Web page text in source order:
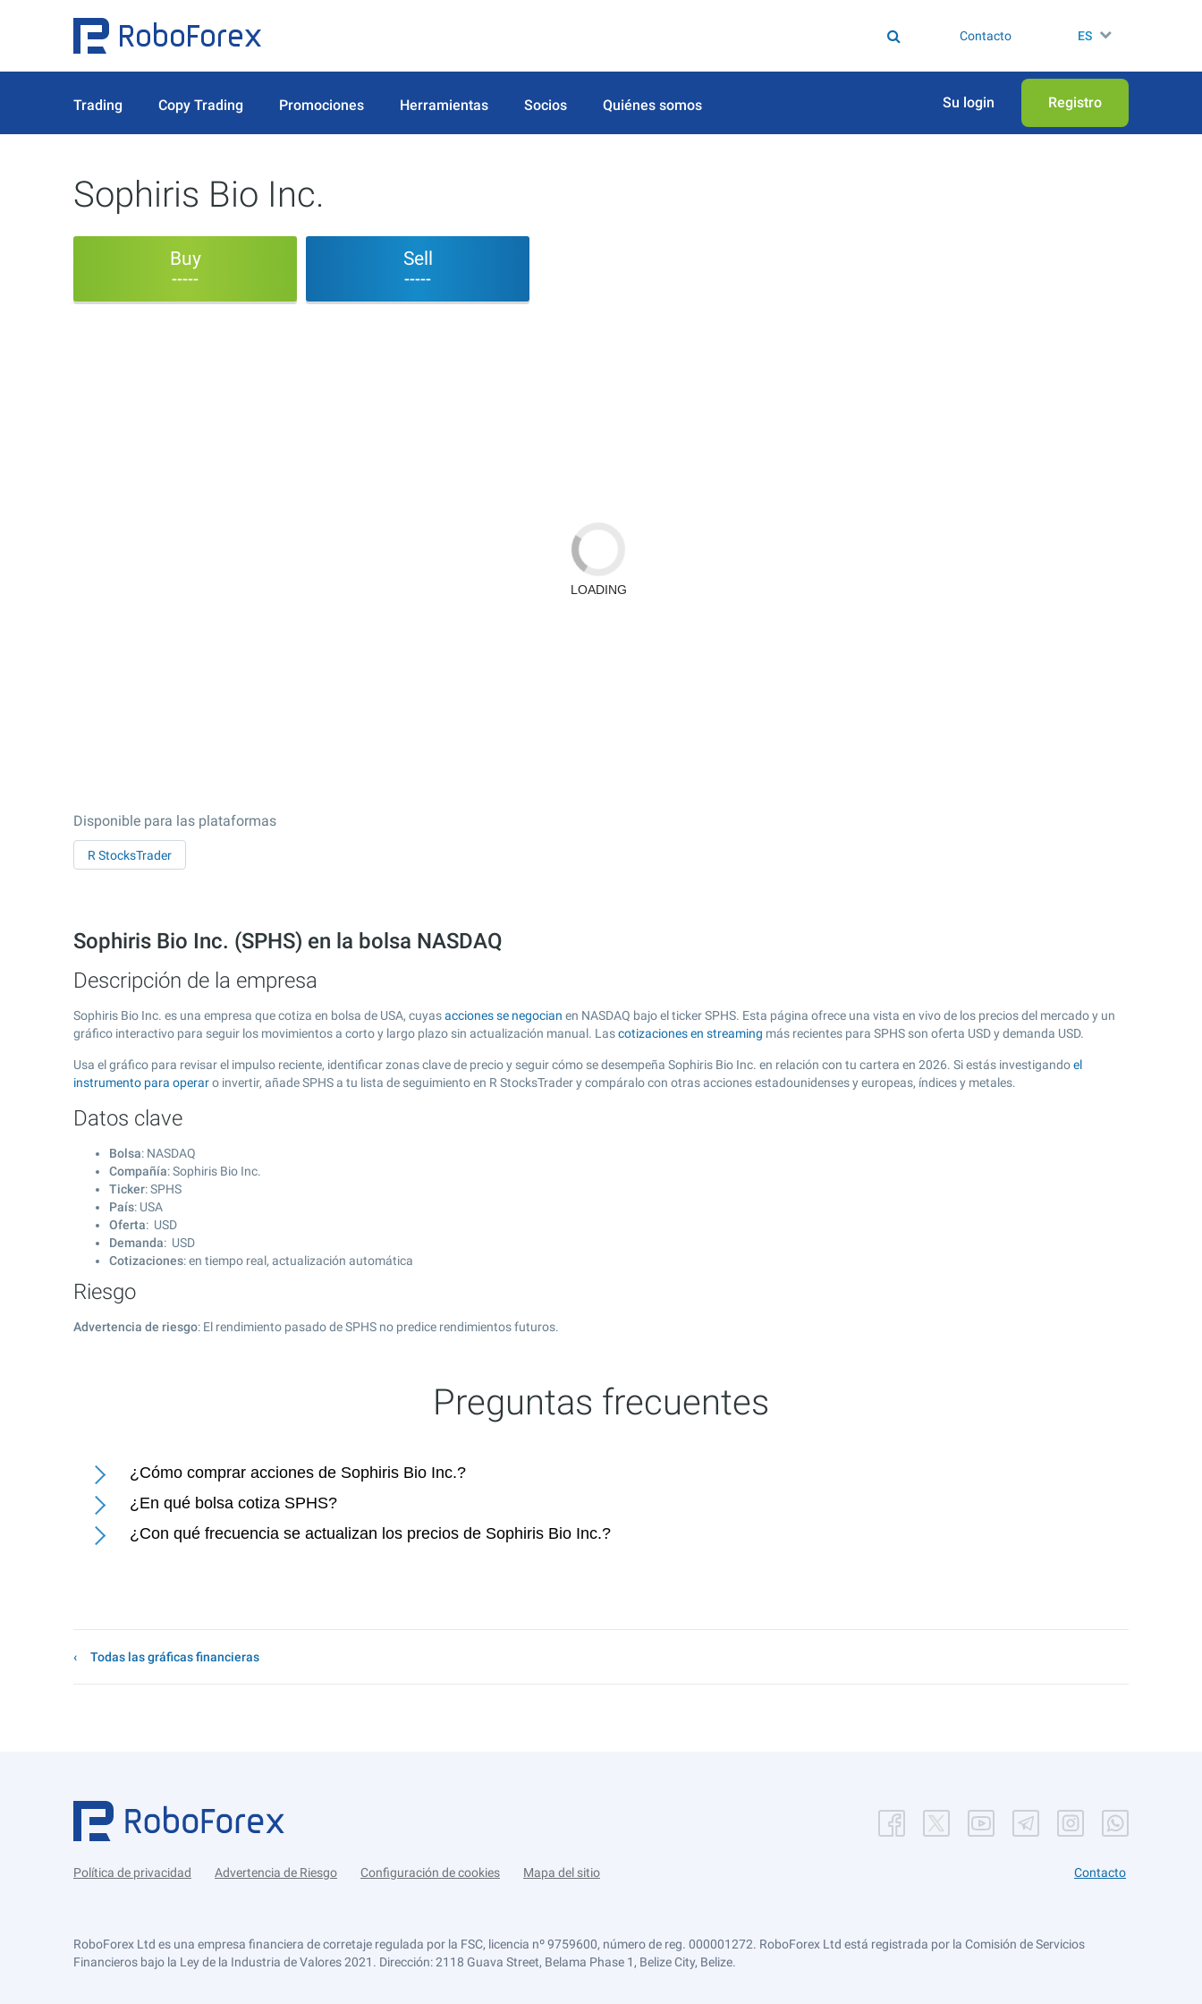
Contacto ES
Trading Copy Trading Promociones Herramientas Socios Quiénes somos Su login Registro
Sophiris Bio Inc.
Buy
-----
Sell
-----
Disponible para las plataformas
R StocksTrader
Sophiris Bio Inc. (SPHS) en la bolsa NASDAQ
Descripción de la empresa
Sophiris Bio Inc. es una empresa que cotiza en bolsa de USA, cuyasacciones se negocian en NASDAQ bajo el ticker SPHS. Esta página ofrece una vista en vivo de los precios del mercado y un
gráfico interactivo para seguir los movimientos a corto y largo plazo sin actualización manual. Lascotizaciones en streaming más recientes para SPHS son oferta USD y demanda USD.
Usa el gráfico para revisar el impulso reciente, identificar zonas clave de precio y seguir cómo se desempeña Sophiris Bio Inc. en relación con tu cartera en 2026. Si estás investigandoel
instrumento para operaro invertir, añade SPHS a tu lista de seguimiento en R StocksTrader y compáralo con otras acciones estadounidenses y europeas, índices y metales.
Datos clave
Bolsa: NASDAQ
Compañía: Sophiris Bio Inc.
Ticker: SPHS
País: USA
Oferta: USD
Demanda: USD
Cotizaciones: en tiempo real, actualización automática
Riesgo
Advertencia de riesgo: El rendimiento pasado de SPHS no predice rendimientos futuros.
Preguntas frecuentes
¿Cómo comprar acciones de Sophiris Bio Inc.?
¿En qué bolsa cotiza SPHS?
¿Con qué frecuencia se actualizan los precios de Sophiris Bio Inc.?
Todas las gráficas financieras
Política de privacidad Advertencia de Riesgo Configuración de cookies Mapa del sitio Contacto
RoboForex Ltd es una empresa financiera de corretaje regulada por la FSC, licencia nº 9759600, número de reg. 000001272. RoboForex Ltd está registrada por la Comisión de Servicios
Financieros bajo la Ley de la Industria de Valores 2021. Dirección: 2118 Guava Street, Belama Phase 1, Belize City, Belize.